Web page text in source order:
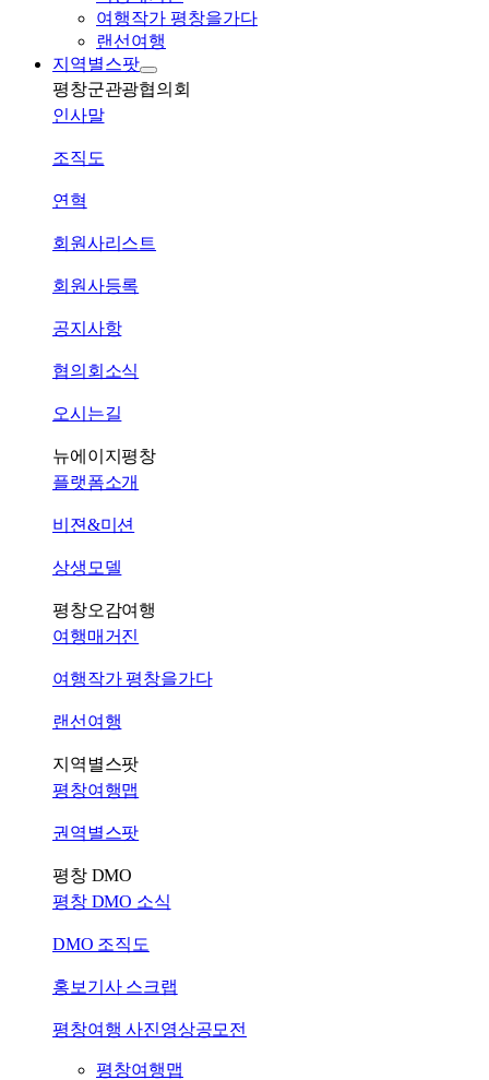
여행작가 평창을가다
랜선여행
지역별스팟
평창군관광협의회
인사말
조직도
연혁
회원사리스트
회원사등록
공지사항
협의회소식
오시는길
뉴에이지평창
플랫폼소개
비젼&미션
상생모델
평창오감여행
여행매거진
여행작가 평창을가다
랜선여행
지역별스팟
평창여행맵
권역별스팟
평창 DMO
평창 DMO 소식
DMO 조직도
홍보기사 스크랩
평창여행 사진영상공모전
평창여행맵